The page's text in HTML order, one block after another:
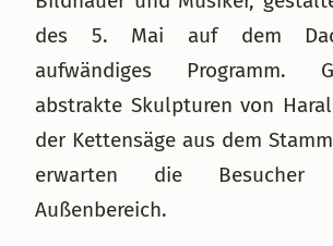
des 5. Mai auf dem
aufwändiges Programm.
abstrakte Skulpturen von
der Kettensäge aus dem
erwarten die
Außenbereich.